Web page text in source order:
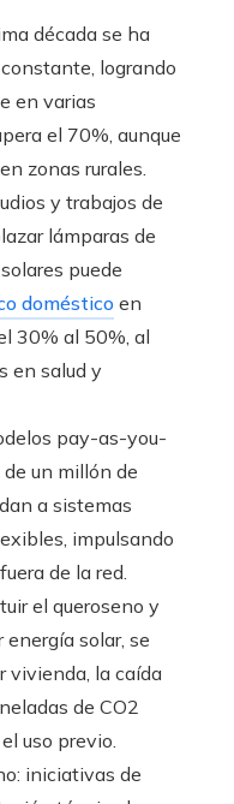
década se ha
logrando
en varias
el 70%, aunque
zonas rurales.
y trabajos de
lámparas de
puede
doméstico en
30% al 50%, al
en salud y
pay-as-you-
un millón de
a sistemas
impulsando
de la red.
el queroseno y
solar, se
vivienda, la caída
de CO2
uso previo.
iniciativas de